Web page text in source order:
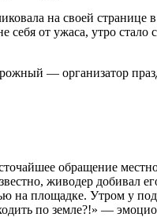
на своей
себя от ужаса, утро
— организатор
обращение
живодер добивал
на площадке. Утром у
по земле?!» —